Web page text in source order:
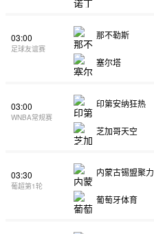
03:00
足球友谊赛
那不勒斯
塞尔塔
03:00
WNBA常规赛
印第安纳狂热
芝加哥天空
03:30
葡超第1轮
内蒙古锡盟聚力
葡萄牙体育